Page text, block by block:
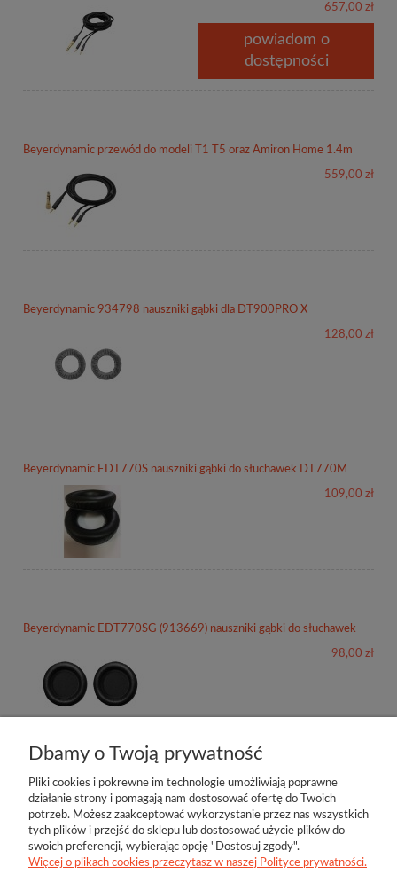
657,00 zł
powiadom o
dostępności
Beyerdynamic przewód do modeli T1 T5 oraz Amiron Home 1.4m
559,00 zł
Beyerdynamic 934798 nauszniki gąbki dla DT900PRO X
128,00 zł
Beyerdynamic EDT770S nauszniki gąbki do słuchawek DT770M
109,00 zł
Beyerdynamic EDT770SG (913669) nauszniki gąbki do słuchawek
98,00 zł
Dbamy o Twoją prywatność
Pliki cookies i pokrewne im technologie umożliwiają poprawne
działanie strony i pomagają nam dostosować ofertę do Twoich
potrzeb. Możesz zaakceptować wykorzystanie przez nas wszystkich
tych plików i przejść do sklepu lub dostosować użycie plików do
swoich preferencji, wybierając opcję "Dostosuj zgody".
Więcej o plikach cookies przeczytasz w naszej Polityce prywatności.